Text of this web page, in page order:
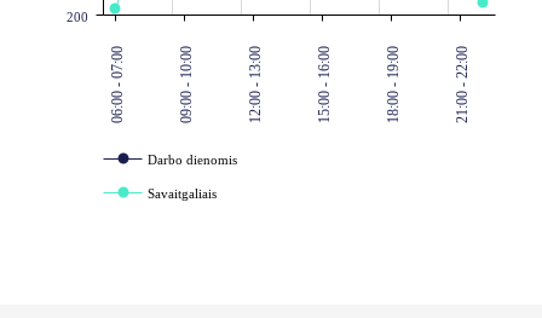
06:00 - 07:00 09:00 - 10:00 12:00 - 13:00 15:00 - 16:00 18:00 - 19:00 21:00 - 22:00
200
Darbo dienomis
Savaitgaliais